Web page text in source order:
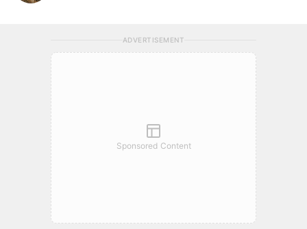
roxanne.lee@poplady-mag.com
ADVERTISEMENT
Sponsored Content